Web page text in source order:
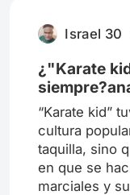
desterrar la
Israel 30
¿"Karate
cultura.
“Karate kid”
cultura
taquilla, sino
en que se
marciales y